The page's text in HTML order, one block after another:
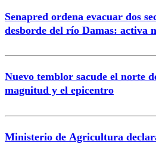
Correo
Senapred ordena evacuar dos
desborde del río Damas: activa
Nuevo temblor sacude el norte
magnitud y el epicentro
Ministerio de Agricultura